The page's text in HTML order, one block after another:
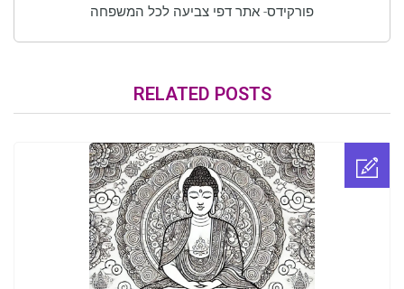
פורקידס- אתר דפי צביעה לכל המשפחה
RELATED POSTS